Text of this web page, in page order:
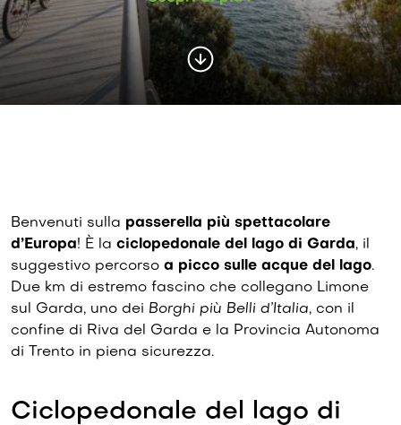
Benvenuti sulla passerella più spettacolare
d’Europa! È la ciclopedonale del lago di Garda, il
suggestivo percorso a picco sulle acque del lago.
Due km di estremo fascino che collegano Limone
sul Garda, uno dei Borghi più Belli d’Italia, con il
confine di Riva del Garda e la Provincia Autonoma
di Trento in piena sicurezza.
Ciclopedonale del lago di